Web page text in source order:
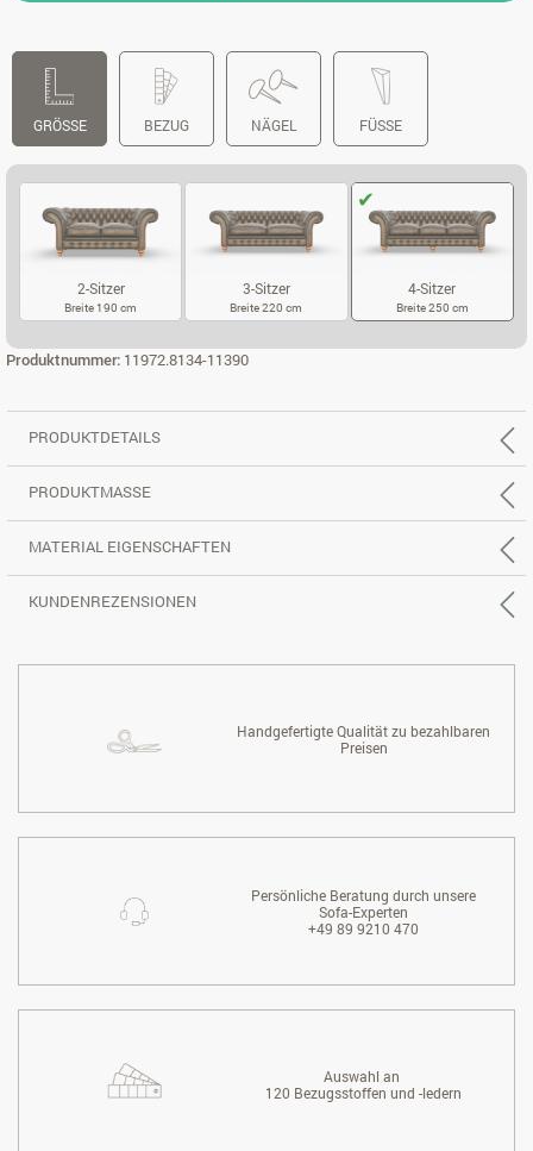
GRÖSSE BEZUG NÄGEL FÜSSE
2-Sitzer
Breite 190 cm
3-Sitzer
Breite 220 cm
4-Sitzer
Breite 250 cm
Produktnummer: 11972.8134-11390
PRODUKTDETAILS
PRODUKTMASSE
MATERIAL EIGENSCHAFTEN
KUNDENREZENSIONEN
Handgefertigte Qualität zu bezahlbaren
Preisen
Persönliche Beratung durch unsere
Sofa-Experten
+49 89 9210 470
Auswahl an
120 Bezugsstoffen und -ledern